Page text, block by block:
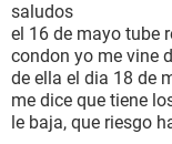
SEXUALIDAD
GLOSARIO
saludos
el 16 de mayo tube
condon yo me vine
de ella el dia 18 de
me dice que tiene
le baja, que riesgo